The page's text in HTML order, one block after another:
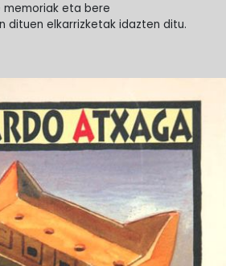
memoriak eta bere
dituen elkarrizketak idazten ditu.